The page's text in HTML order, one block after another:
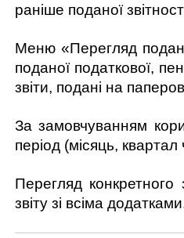
раніше поданої
Меню «Перегляд
поданої податкової,
звіти, подані на
За замовчуванням
період (місяць,
Перегляд
звіту зі всіма